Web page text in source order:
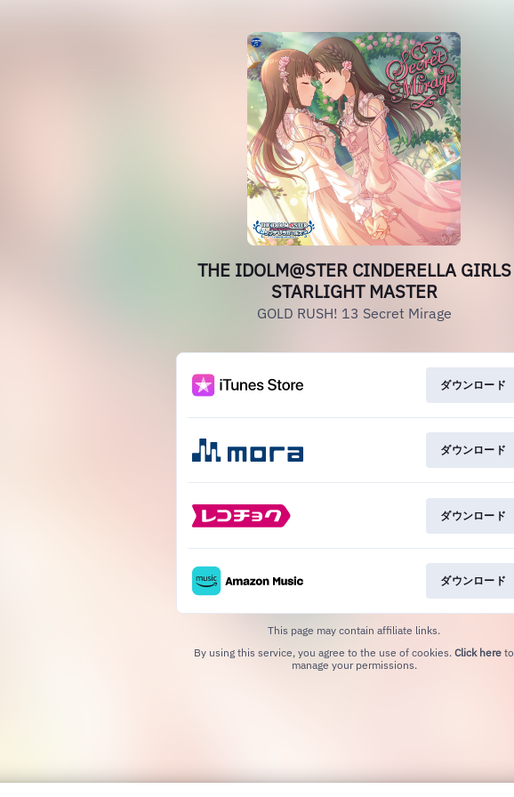
THE IDOLM@STER CINDERELLA GIRLS
STARLIGHT MASTER
GOLD RUSH! 13 Secret Mirage
ダウンロード
ダウンロード
ダウンロード
ダウンロード
This page may contain affiliate links.
By using this service, you agree to the use of cookies. Click here to
manage your permissions.